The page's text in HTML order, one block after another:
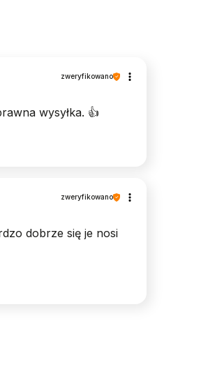
zweryfikowano
wysyłka. 👍️
zweryfikowano
dobrze się je nosi